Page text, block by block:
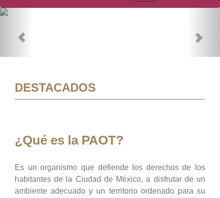
DESTACADOS
¿Qué es la PAOT?
Es un organismo que defiende los derechos de los
habitantes de la Ciudad de México, a disfrutar de un
ambiente adecuado y un territorio ordenado para su